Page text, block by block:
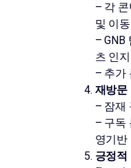
– 각
및 이
– GNB
츠 인
– 추가
재방문
– 잠재
– 구독
영기반
긍정